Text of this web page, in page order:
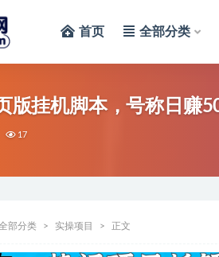
首页 全部分类
版挂机脚本，号称日赚
17
部分类 实操项目 正文